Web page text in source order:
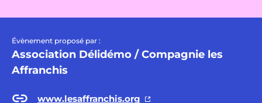
Évènement proposé par :
Association Délidémo / Compagnie les
Affranchis
www.lesaffranchis.org